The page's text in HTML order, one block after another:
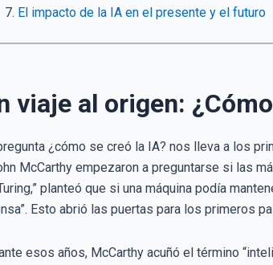
El impacto de la IA en el presente y el futuro
viaje al origen:
¿cómo se creó la IA? nos lleva a los
McCarthy empezaron a preguntarse si las
planteó que si una máquina podía
Esto abrió las puertas para los primeros
esos años, McCarthy acuñó el término